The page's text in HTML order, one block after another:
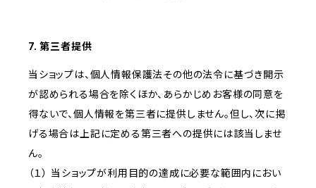
7. 第三者提供
当ショップは、個人情報保護法その他の法令に基づき開示
が認められる場合を除くほか、あらかじめお客様の同意を
得ないで、個人情報を第三者に提供しません。但し、次に掲
げる場合は上記に定める第三者への提供には該当しませ
ん。
（１） 当ショップが利用目的の達成に必要な範囲内におい